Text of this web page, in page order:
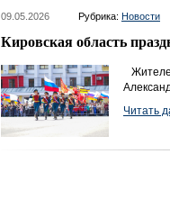
09.05.2026 Рубрика: Новости
Кировская область
Читать